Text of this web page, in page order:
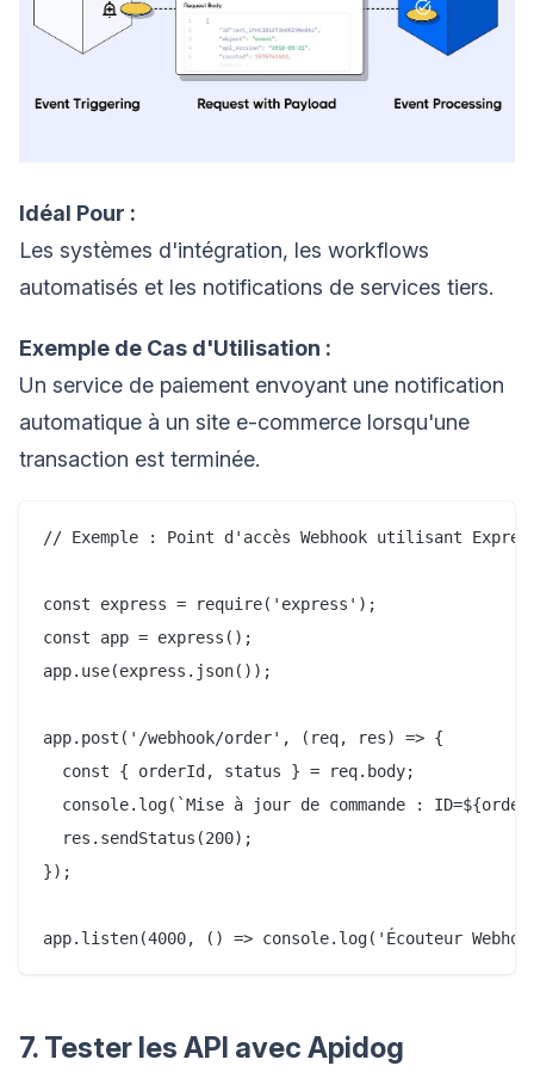
Idéal Pour :
Les systèmes d'intégration, les workflows
automatisés et les notifications de services tiers.
Exemple de Cas d'Utilisation :
Un service de paiement envoyant une notification
automatique à un site e-commerce lorsqu'une
transaction est terminée.
// Exemple : Point d'accès Webhook utilisant
const express = require('express');
const app = express();
app.use(express.json());
app.post('/webhook/order', (req, res) => {
  const { orderId, status } = req.body;
console.log(`Mise à jour de commande :
  res.sendStatus(200);
});
7. Tester les API avec Apidog